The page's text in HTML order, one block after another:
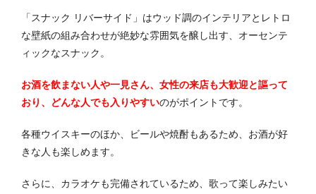
「スナック リバーサイド」はウッド調のインテリアとレトロ
な壁紙の組み合わせが絶妙な雰囲気を醸し出す、オーセンテ
ィックなスナック。
お酒を飲まない人や一見さん、女性の来店も大歓迎と謳って
おり、どんな人でも入りやすいのがポイントです。
各種ウイスキーのほか、ビールや焼酎もあるため、お酒が好
きな人も楽しめます。
さらに、カラオケも完備されているため、歌って楽しみたい